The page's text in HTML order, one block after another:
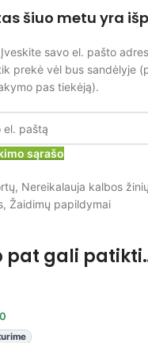
šiuo metu yra
savo el. pašto
prekė vėl bus sandėlyje
pas tiekėją).
sąrašo
, Nereikalauja kalbos žinių
, Žaidimų papildymai
pat gali